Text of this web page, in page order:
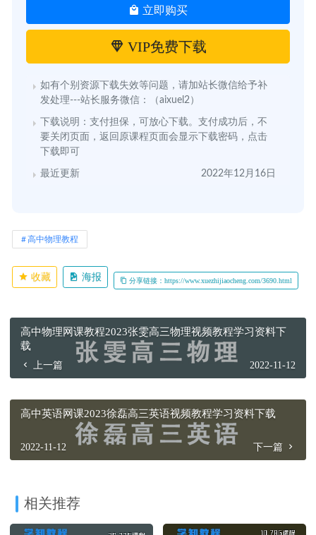
立即购买
VIP免费下载
如有个别资源下载失效等问题，请加站长微信给予补
发处理---站长服务微信：（aixuel2）
下载说明：支付担保，可放心下载。支付成功后，不
要关闭页面，返回原课程页面会显示下载密码，点击
下载即可
最近更新 2022年12月16日
高中物理教程
收藏 海报 分享链接：https://www.xuezhijiaocheng.com/3690.html
高中物理网课教程2023张雯高三物理视频教程学习资料下
载
上一篇 2022-11-12
高中英语网课2023徐磊高三英语视频教程学习资料下载
2022-11-12 下一篇
相关推荐